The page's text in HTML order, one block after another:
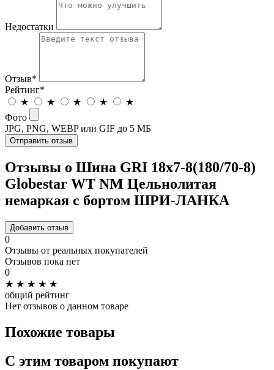
Недостатки
Отзыв*
Рейтинг*
★
★ ★ ★
★
Фото
JPG, PNG, WEBP или GIF до 5 МБ
Отправить отзыв
Отзывы о Шина GRI 18x7-8(180/70-8)
Globestar WT NM Цельнолитая
немаркая с бортом ШРИ-ЛАНКА
Добавить отзыв
0
Отзывы от реальных покупателей
Отзывов пока нет
0
★ ★ ★ ★ ★
общий рейтинг
Нет отзывов о данном товаре
Похожие товары
C этим товаром покупают